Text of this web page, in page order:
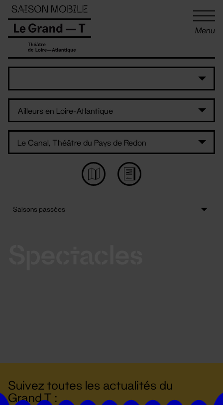
Menu
Suivez toutes les actualités du
Grand T :
Panneau de gestion des cookies